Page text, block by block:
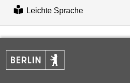
Leichte Sprache